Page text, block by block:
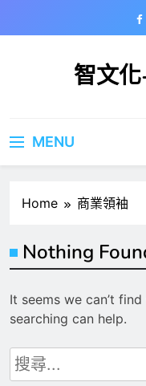
智文
MENU
Home 商業領袖
Nothing
It seems we can’t
searching can help.
搜
尋